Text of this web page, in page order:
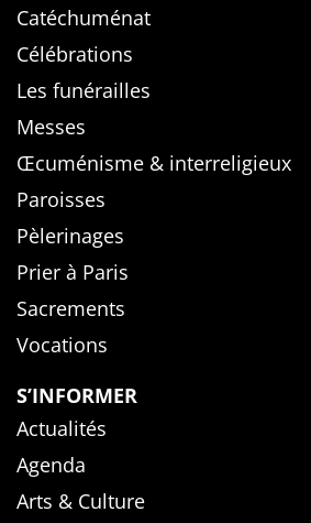
Catéchuménat
Célébrations
Les funérailles
Messes
Œcuménisme & interreligieux
Paroisses
Pèlerinages
Prier à Paris
Sacrements
Vocations
S’INFORMER
Actualités
Agenda
Arts & Culture